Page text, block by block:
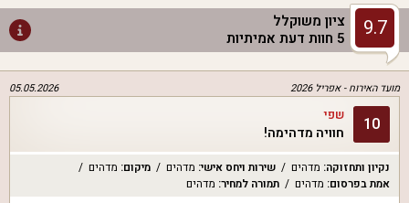
9.7
ציון משוקלל
5 חוות דעת אמיתיות
מועד האירוח -אפריל 2026 05.05.2026
10 שפי
חוויה מדהימה!
נקיון ותחזוקה: מדהים שירות ויחס אישי: מדהים מיקום: מדהים
אמת בפרסום: מדהים תמורה למחיר: מדהים